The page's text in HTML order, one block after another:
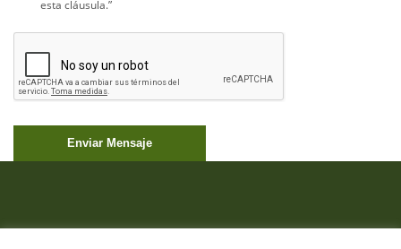
esta cláusula.”
Enviar Mensaje